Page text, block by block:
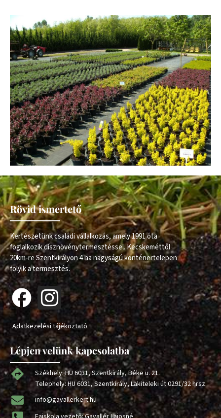
Rövid ismertető
Kertészetünk családi vállalkozás, amely 1991 óta
foglalkozik dísznövénytermesztéssel. Kecskeméttől
20km-re Szentkirályon 4 ha nagyságú konténertelepen
folyik a termesztés.
Adatkezelési tájékoztató
Lépjen velünk kapcsolatba
Székhely: HU 6031, Szentkirály, Béke u. 21.
Telephely: HU 6031, Szentkirály, Lakiteleki út 0291/32 hrsz.
info@gavallerkert.hu